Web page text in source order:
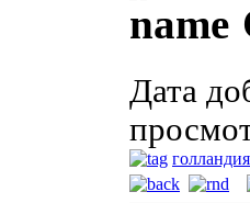
Дата
голландия